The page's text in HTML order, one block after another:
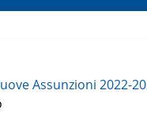
Assunzioni 2022-